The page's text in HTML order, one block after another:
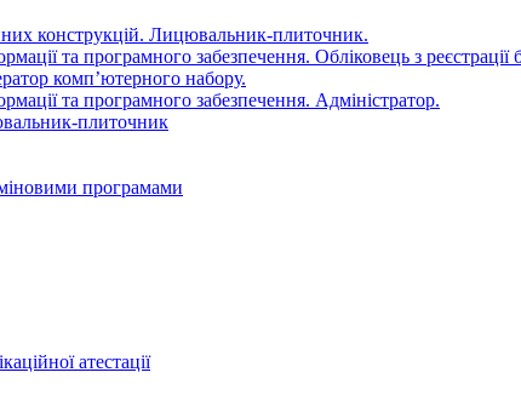
конструкцій. Лицювальник-плиточник.
та програмного забезпечення. Обліковець з реєстрації
комп’ютерного набору.
та програмного забезпечення. Адміністратор.
плиточник
програмами
атестації